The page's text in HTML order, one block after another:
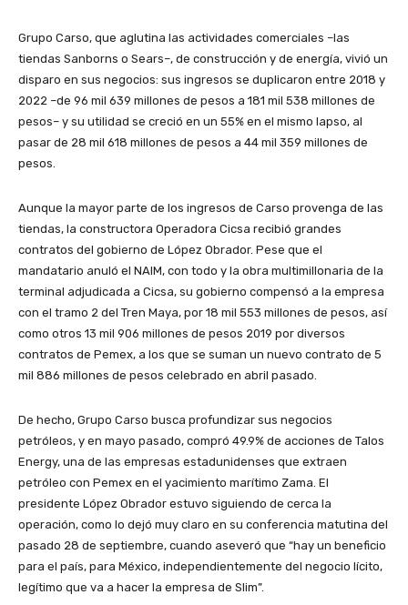
Grupo Carso, que aglutina las actividades comerciales –las
tiendas Sanborns o Sears–, de construcción y de energía, vivió un
disparo en sus negocios: sus ingresos se duplicaron entre 2018 y
2022 –de 96 mil 639 millones de pesos a 181 mil 538 millones de
pesos– y su utilidad se creció en un 55% en el mismo lapso, al
pasar de 28 mil 618 millones de pesos a 44 mil 359 millones de
pesos.
Aunque la mayor parte de los ingresos de Carso provenga de las
tiendas, la constructora Operadora Cicsa recibió grandes
contratos del gobierno de López Obrador. Pese que el
mandatario anuló el NAIM, con todo y la obra multimillonaria de la
terminal adjudicada a Cicsa, su gobierno compensó a la empresa
con el tramo 2 del Tren Maya, por 18 mil 553 millones de pesos, así
como otros 13 mil 906 millones de pesos 2019 por diversos
contratos de Pemex, a los que se suman un nuevo contrato de 5
mil 886 millones de pesos celebrado en abril pasado.
De hecho, Grupo Carso busca profundizar sus negocios
petróleos, y en mayo pasado, compró 49.9% de acciones de Talos
Energy, una de las empresas estadunidenses que extraen
petróleo con Pemex en el yacimiento marítimo Zama. El
presidente López Obrador estuvo siguiendo de cerca la
operación, como lo dejó muy claro en su conferencia matutina del
pasado 28 de septiembre, cuando aseveró que “hay un beneficio
para el país, para México, independientemente del negocio lícito,
legítimo que va a hacer la empresa de Slim”.